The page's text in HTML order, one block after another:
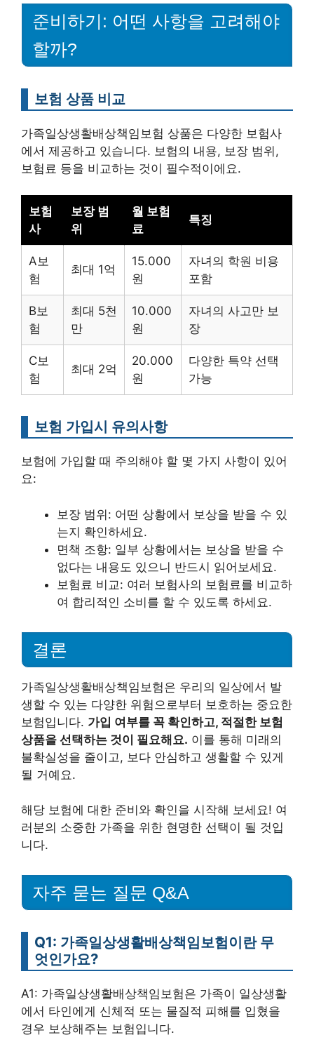
준비하기: 어떤 사항을 고려해야
할까?
보험 상품 비교
가족일상생활배상책임보험 상품은 다양한 보험사
에서 제공하고 있습니다. 보험의 내용, 보장 범위,
보험료 등을 비교하는 것이 필수적이에요.
보험
사
보장 범
위
월 보험
료
특징
A보
험
최대 1억
15.000
원
자녀의 학원 비용
포함
B보
험
최대 5천
만
10.000
원
자녀의 사고만 보
장
C보
험
최대 2억
20.000
원
다양한 특약 선택
가능
보험 가입시 유의사항
보험에 가입할 때 주의해야 할 몇 가지 사항이 있어
요:
보장 범위: 어떤 상황에서 보상을 받을 수 있
는지 확인하세요.
면책 조항: 일부 상황에서는 보상을 받을 수
없다는 내용도 있으니 반드시 읽어보세요.
보험료 비교: 여러 보험사의 보험료를 비교하
여 합리적인 소비를 할 수 있도록 하세요.
결론
가족일상생활배상책임보험은 우리의 일상에서 발
생할 수 있는 다양한 위험으로부터 보호하는 중요한
보험입니다. 가입 여부를 꼭 확인하고, 적절한 보험
상품을 선택하는 것이 필요해요. 이를 통해 미래의
불확실성을 줄이고, 보다 안심하고 생활할 수 있게
될 거예요.
해당 보험에 대한 준비와 확인을 시작해 보세요! 여
러분의 소중한 가족을 위한 현명한 선택이 될 것입
니다.
자주 묻는 질문 Q&A
Q1: 가족일상생활배상책임보험이란 무
엇인가요?
A1: 가족일상생활배상책임보험은 가족이 일상생활
에서 타인에게 신체적 또는 물질적 피해를 입혔을
경우 보상해주는 보험입니다.